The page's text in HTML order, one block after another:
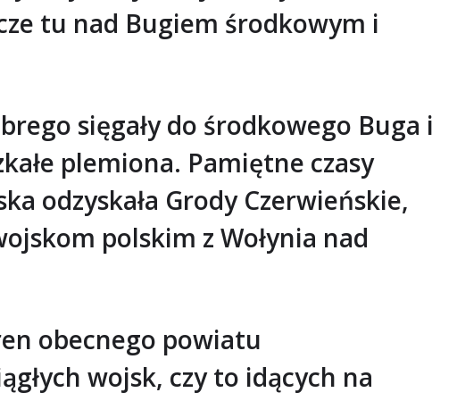
tu nad Bugiem środkowym i
sięgały do środkowego Buga i
plemiona. Pamiętne czasy
odzyskała Grody Czerwieńskie,
polskim z Wołynia nad
obecnego powiatu
wojsk, czy to idących na